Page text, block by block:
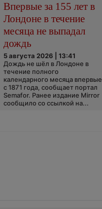
Впервые за 155 лет в
Лондоне в течение
месяца не выпадал
дождь
5 августа 2026 | 13:41
Дождь не шёл в Лондоне в
течение полного
календарного месяца впервые
с 1871 года, сообщает портал
Semafor. Ранее издание Mirror
сообщило со ссылкой на...